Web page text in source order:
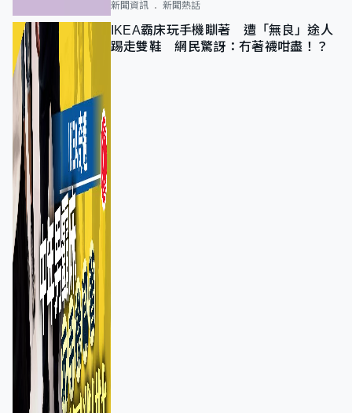
新聞資訊 新聞熱話
IKEA霸床玩手機瞓著 遭「無良」途人
踢走雙鞋 網民驚訝：冇著襪咁盡！？